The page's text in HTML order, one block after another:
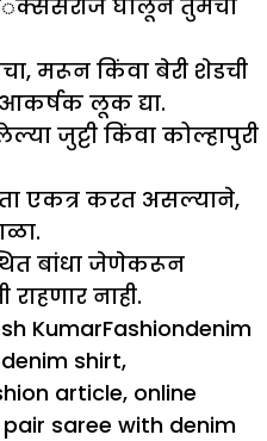
अॅक्सेसरीज घालून तुमचा
मरून किंवा बेरी शेडची
लूक द्या.
जुट्टी किंवा कोल्हापुरी
एकत्र करत असल्याने,
बांधा जेणेकरून
राहणार नाही.
KumarCategories
FashionTags
denim
denim shirt,
article, online
pair saree with denim